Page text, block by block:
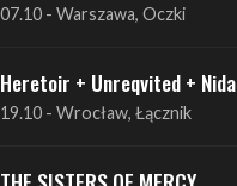
07.10 - Warszawa, Oczki
19.10 - Wrocław, Łącznik